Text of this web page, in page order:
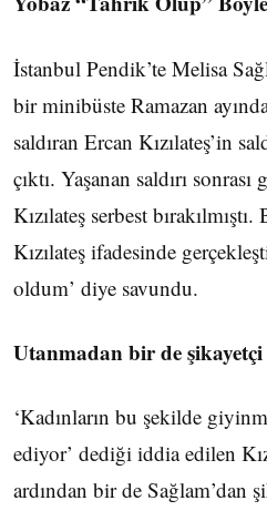
İstanbul Pendik’te Melisa
bir minibüste Ramazan
saldıran Ercan Kızılateş’in
çıktı. Yaşanan saldırı sonrası
Kızılateş serbest
Kızılateş ifadesinde
oldum’ diye savundu.
Utanmadan bir de
‘Kadınların bu şekilde
ediyor’ dediği iddia edilen
ardından bir de